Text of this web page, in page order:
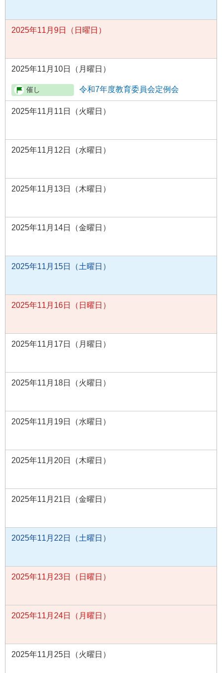
2025年11月9日（日曜日）
2025年11月10日（月曜日）
令和7年度教育委員会定例会
2025年11月11日（火曜日）
2025年11月12日（水曜日）
2025年11月13日（木曜日）
2025年11月14日（金曜日）
2025年11月15日（土曜日）
2025年11月16日（日曜日）
2025年11月17日（月曜日）
2025年11月18日（火曜日）
2025年11月19日（水曜日）
2025年11月20日（木曜日）
2025年11月21日（金曜日）
2025年11月22日（土曜日）
2025年11月23日（日曜日）
2025年11月24日（月曜日）
2025年11月25日（火曜日）